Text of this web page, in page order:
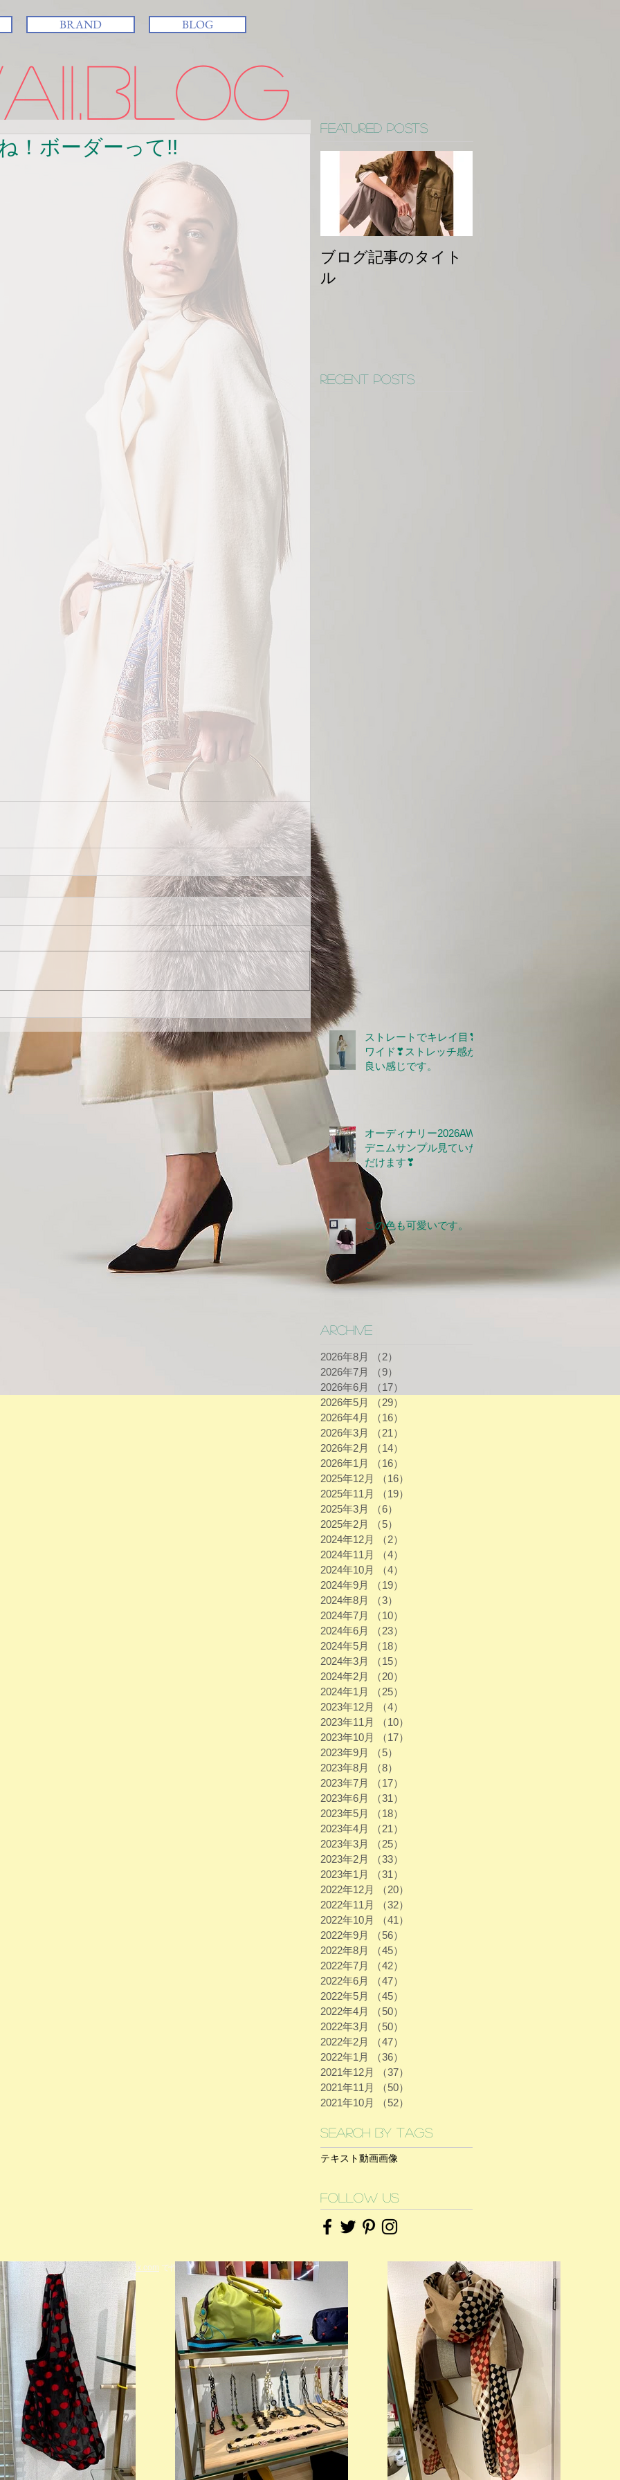
BRAND BLOG
！ボーダーって!!
Featured Posts
ブログ記事のタイト
ル
Recent Posts
ストレートでキレイ目❣
ワイド❣ストレッチ感が
良い感じです。
オーディナリー2026AW
デニムサンプル見ていた
だけます❣
この色も可愛いです。
Archive
2026年8月 （2）
2026年7月
（9）
2026年6月
（17）
2026年5月
（29）
2026年4月
（16）
2026年3月
（21）
2026年2月
（14）
2026年1月
（16）
2025年12月
（16）
2025年11月
（19）
2025年3月
（6）
2025年2月
（5）
2024年12月
（2）
2024年11月
（4）
2024年10月
（4）
2024年9月
（19）
2024年8月
（3）
2024年7月
（10）
2024年6月
（23）
2024年5月
（18）
2024年3月
（15）
2024年2月
（20）
2024年1月
（25）
2023年12月
（4）
2023年11月
（10）
2023年10月
（17）
2023年9月
（5）
2023年8月
（8）
2023年7月
（17）
2023年6月
（31）
2023年5月
（18）
2023年4月
（21）
2023年3月
（25）
2023年2月
（33）
2023年1月
（31）
2022年12月
（20）
2022年11月
（32）
2022年10月
（41）
2022年9月
（56）
2022年8月
（45）
2022年7月
（42）
2022年6月
（47）
2022年5月
（45）
2022年4月
（50）
2022年3月
（50）
2022年2月
（47）
2022年1月
（36）
2021年12月
（37）
2021年11月
（50）
2021年10月
（52）
Search By Tags
テキスト動画画像
Follow Us
© 2023 著作権表示の例 - Wix.com で作成されたホームページです